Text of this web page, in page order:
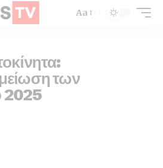
Aa
των
2025